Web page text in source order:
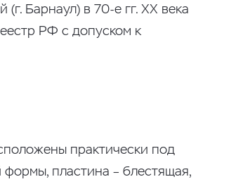
Барнаул) в 70-е гг. XX века
РФ с допуском к
практически под
пластина – блестящая,